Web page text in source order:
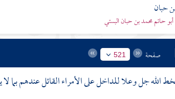
حبان
حاتم محمد بن حبان البستي
صفحة 521
الله جل وعلا للداخل على الأمراء القائل عندهم بما لا